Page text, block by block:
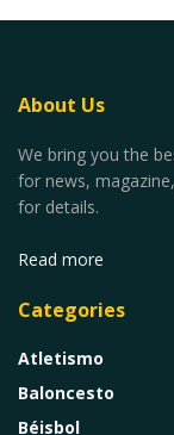
About Us
We bring you the
for news,
for details.
Read more
Categories
Atletismo
Baloncesto
Béisbol